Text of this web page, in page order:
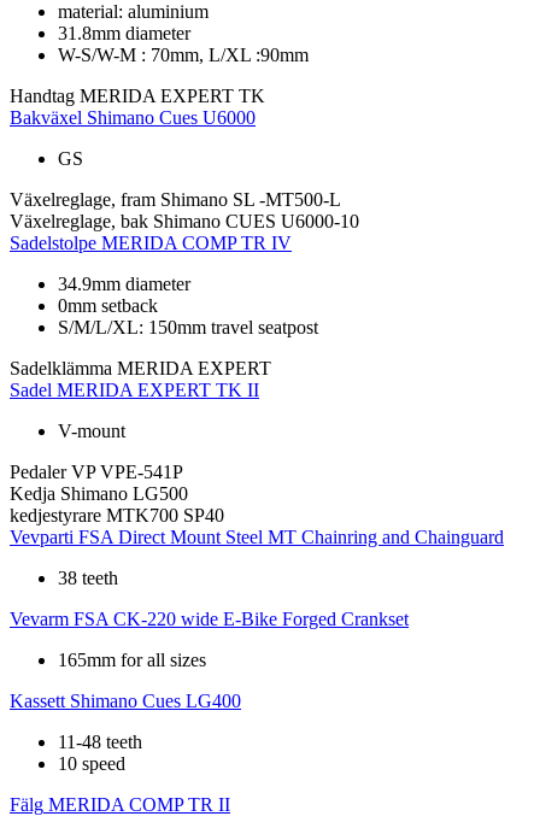
material: aluminium
31.8mm diameter
W-S/W-M : 70mm, L/XL :90mm
Handtag MERIDA EXPERT TK
Bakväxel Shimano Cues U6000
GS
Växelreglage, fram Shimano SL -MT500-L
Växelreglage, bak Shimano CUES U6000-10
Sadelstolpe MERIDA COMP TR IV
34.9mm diameter
0mm setback
S/M/L/XL: 150mm travel seatpost
Sadelklämma MERIDA EXPERT
Sadel MERIDA EXPERT TK II
V-mount
Pedaler VP VPE-541P
Kedja Shimano LG500
kedjestyrare MTK700 SP40
Vevparti FSA Direct Mount Steel MT Chainring and Chainguard
38 teeth
Vevarm FSA CK-220 wide E-Bike Forged Crankset
165mm for all sizes
Kassett Shimano Cues LG400
11-48 teeth
10 speed
Fälg MERIDA COMP TR II